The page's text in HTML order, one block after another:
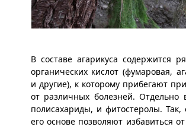
В составе агарикуса содержится
органических кислот (фумаровая,
и другие), к которому прибегают
от различных болезней. Отдельно
полисахариды, и фитостеролы. Так,
его основе позволяют избавиться